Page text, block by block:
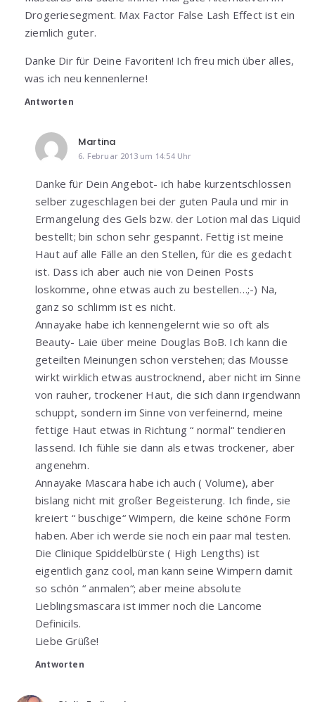
Drogeriesegment. Max Factor False Lash Effect ist ein
ziemlich guter.
Danke Dir für Deine Favoriten! Ich freu mich über alles,
was ich neu kennenlerne!
Antworten
Martina
6. Februar 2013 um 14:54 Uhr
Danke für Dein Angebot- ich habe kurzentschlossen
selber zugeschlagen bei der guten Paula und mir in
Ermangelung des Gels bzw. der Lotion mal das Liquid
bestellt; bin schon sehr gespannt. Fettig ist meine
Haut auf alle Fälle an den Stellen, für die es gedacht
ist. Dass ich aber auch nie von Deinen Posts
loskomme, ohne etwas auch zu bestellen…;-) Na,
ganz so schlimm ist es nicht.
Annayake habe ich kennengelernt wie so oft als
Beauty- Laie über meine Douglas BoB. Ich kann die
geteilten Meinungen schon verstehen; das Mousse
wirkt wirklich etwas austrocknend, aber nicht im Sinne
von rauher, trockener Haut, die sich dann irgendwann
schuppt, sondern im Sinne von verfeinernd, meine
fettige Haut etwas in Richtung “ normal“ tendieren
lassend. Ich fühle sie dann als etwas trockener, aber
angenehm.
Annayake Mascara habe ich auch ( Volume), aber
bislang nicht mit großer Begeisterung. Ich finde, sie
kreiert “ buschige“ Wimpern, die keine schöne Form
haben. Aber ich werde sie noch ein paar mal testen.
Die Clinique Spiddelbürste ( High Lengths) ist
eigentlich ganz cool, man kann seine Wimpern damit
so schön “ anmalen“; aber meine absolute
Lieblingsmascara ist immer noch die Lancome
Definicils.
Liebe Grüße!
Antworten